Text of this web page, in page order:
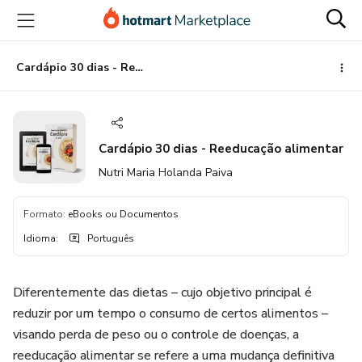
para
conteúdo
principal
para
pagamento
para
rodapé
Cardápio 30 dias - Reeducação alimentar
Cardápio 30 dias - Reeducação alimentar
Nutri Maria Holanda Paiva
Formato: eBooks ou Documentos
Idioma: Português
Diferentemente das dietas – cujo objetivo principal é
reduzir por um tempo o consumo de certos alimentos –
visando perda de peso ou o controle de doenças, a
reeducação alimentar se refere a uma mudança definitiva